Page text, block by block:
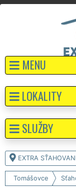
MENU
EXTRA
Tomášovce
LOKALITY
SLUŽBY